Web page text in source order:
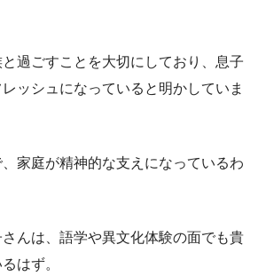
過ごすことを大切にしており、息子
ッシュになっていると明かしていま
家庭が精神的な支えになっているわ
んは、語学や異文化体験の面でも貴
はず。